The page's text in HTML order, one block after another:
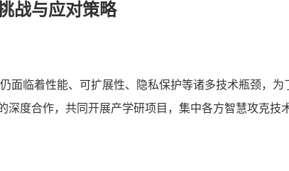
战与应对策略
面临着性能、可扩展性、隐私保护等诸多技术瓶颈，
深度合作，共同开展产学研项目，集中各方智慧攻克